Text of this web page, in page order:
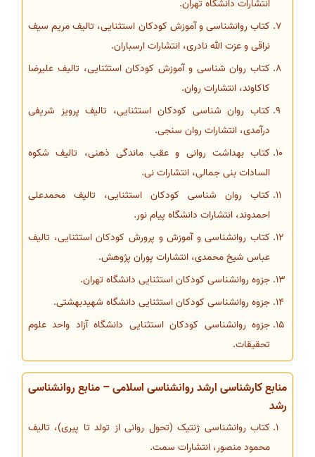
انتشارات دانشگاه تهران.
کتاب روانشناسی و آموزش کودکان استثنایی، تالیف مریم سیف
نراقی و عزت الله نادری، انتشارات ارسباران.
کتاب روان شناسی و آموزش کودکان استثنایی، تالیف علیرضا
کاکاوند، انتشارات روان.
کتاب روان شناسی کودکان استثنایی، تالیف پرویز شریفی
درآمدی، انتشارات روان سنجی.
کتاب بهداشت روانی و عقب ماندگی ذهنی، تالیف شکوه
السادات بنی جمالی، انتشارات نی.
کتاب روان شناسی کودکان استثنایی، تالیف محمدعلی
احمدوند، انتشارات دانشگاه پیام نور.
کتاب روانشناسی و آموزش و پرورش کودکان استثنایی، تالیف
عباس شیخ محمدی، انتشارات پوران پژوهش.
جزوه روانشناسی کودکان استثنایی دانشگاه تهران.
جزوه روانشناسی کودکان استثنایی دانشگاه شهیدبهشتی.
جزوه روانشناسی کودکان استثنایی دانشگاه آزاد واحد علوم
تحقیقات.
منابع کارشناسی ارشد روانشناسی اسلامی – منابع روانشناسی
رشد
کتاب روانشناسی ژنتیک (تحول روانی از تولد تا پیری)، تالیف
محمود منصور، انتشارات سمت.